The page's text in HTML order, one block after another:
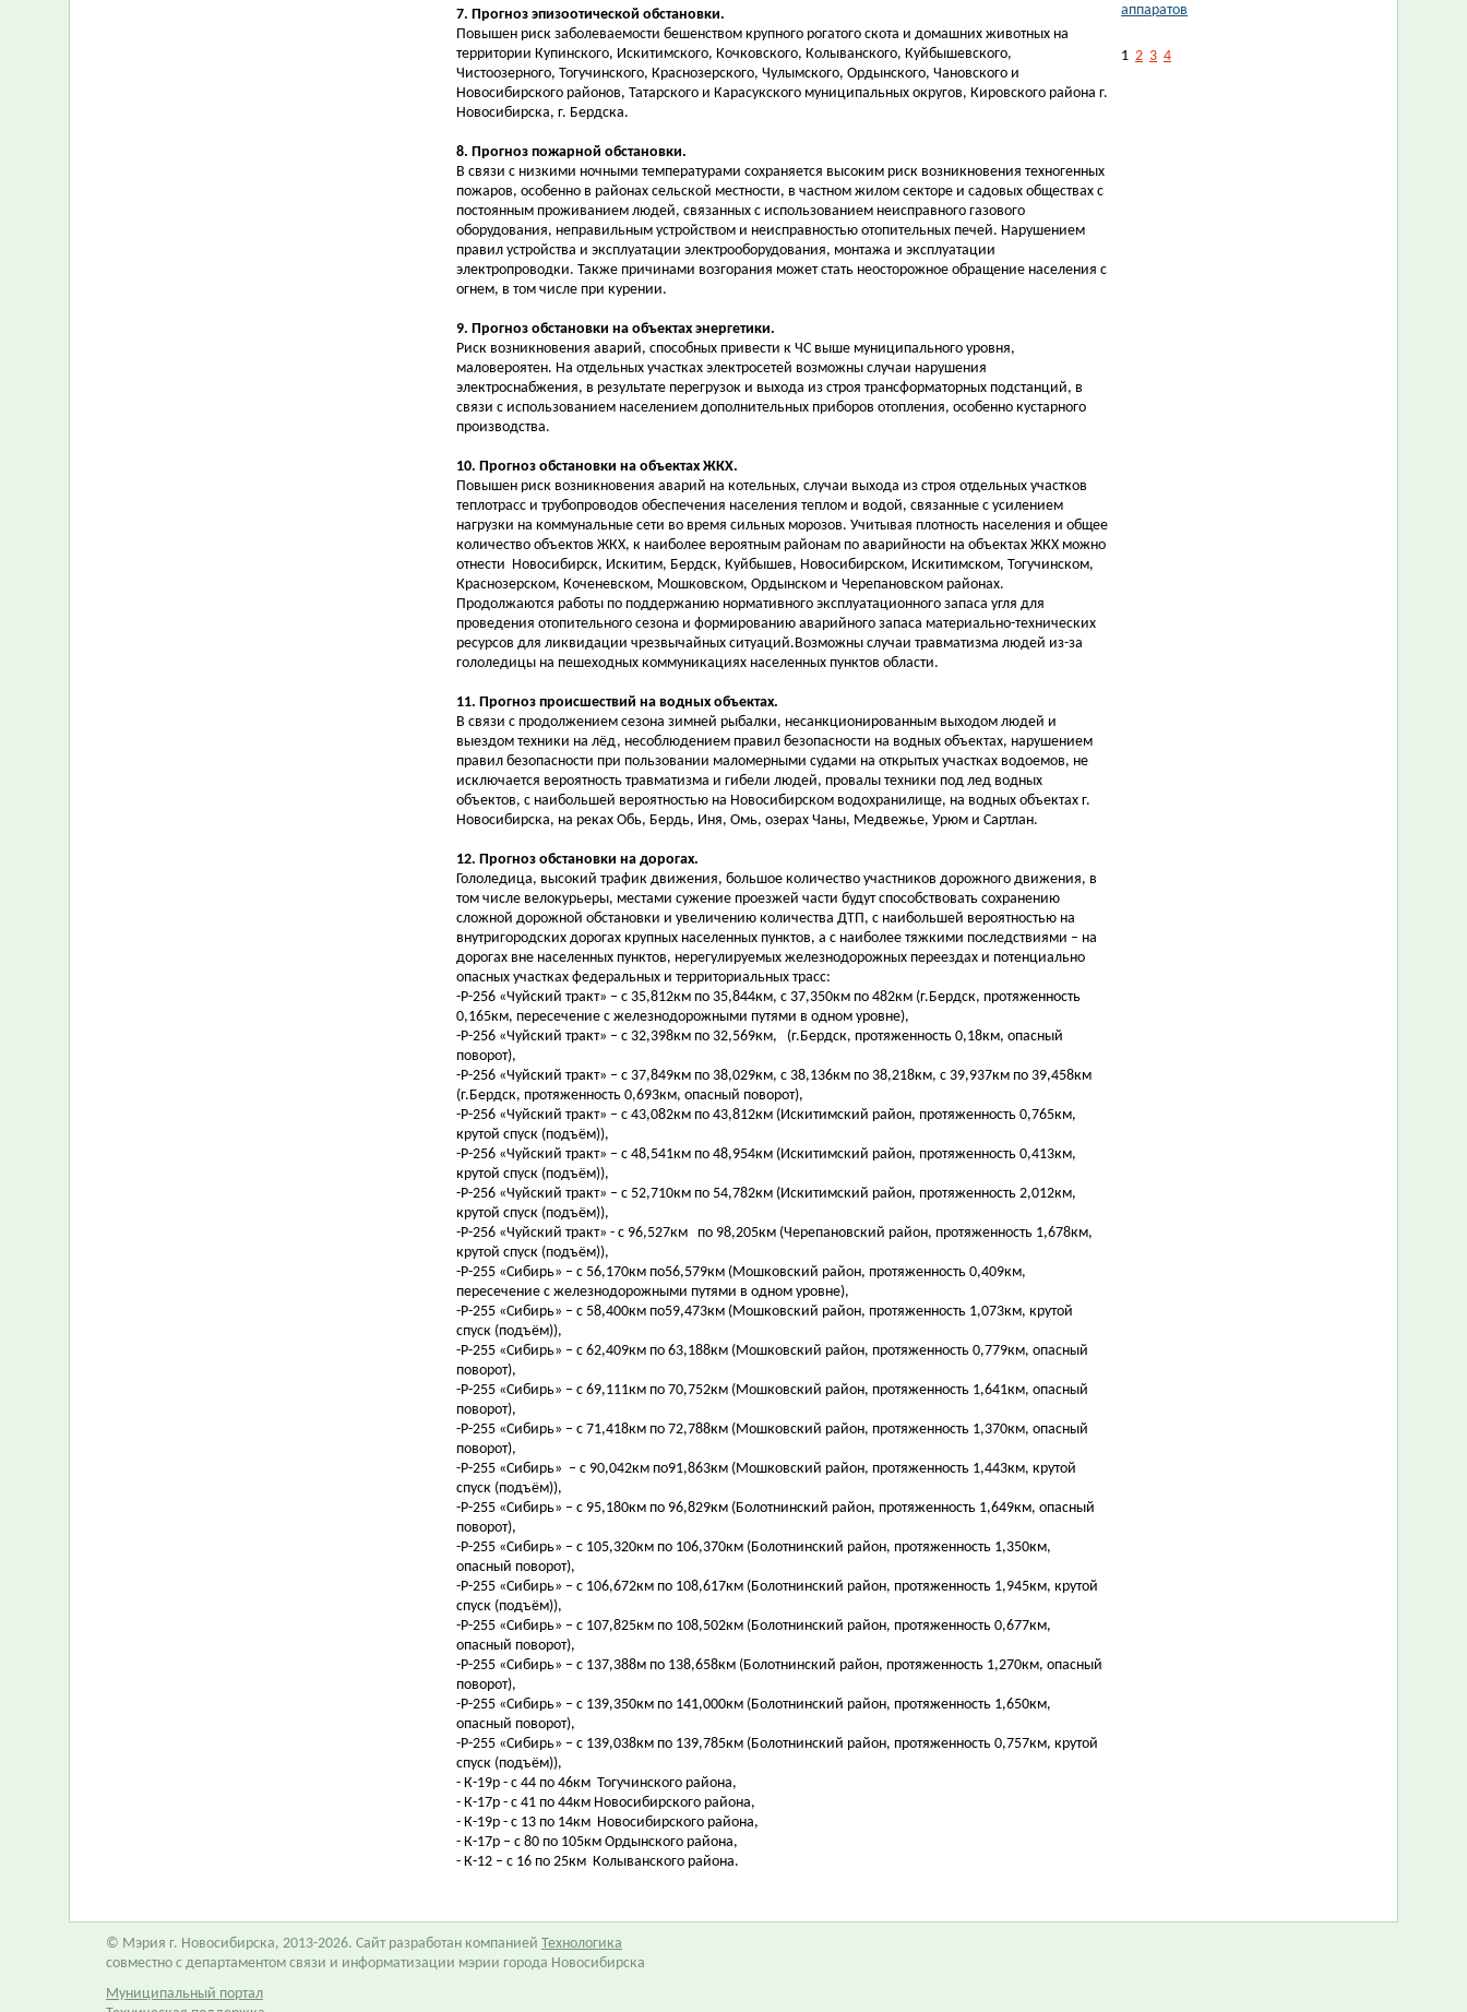
7. Прогноз эпизоотической обстановки.
Повышен риск заболеваемости бешенством крупного рогатого скота и домашних животных на
территории Купинского, Искитимского, Кочковского, Колыванского, Куйбышевского,
Чистоозерного, Тогучинского, Краснозерского, Чулымского, Ордынского, Чановского и
Новосибирского районов, Татарского и Карасукского муниципальных округов, Кировского района г.
Новосибирска, г. Бердска.
8. Прогноз пожарной обстановки.
В связи с низкими ночными температурами сохраняется высоким риск возникновения техногенных
пожаров, особенно в районах сельской местности, в частном жилом секторе и садовых обществах с
постоянным проживанием людей, связанных с использованием неисправного газового
оборудования, неправильным устройством и неисправностью отопительных печей. Нарушением
правил устройства и эксплуатации электрооборудования, монтажа и эксплуатации
электропроводки. Также причинами возгорания может стать неосторожное обращение населения с
огнем, в том числе при курении.
9. Прогноз обстановки на объектах энергетики.
Риск возникновения аварий, способных привести к ЧС выше муниципального уровня,
маловероятен. На отдельных участках электросетей возможны случаи нарушения
электроснабжения, в результате перегрузок и выхода из строя трансформаторных подстанций, в
связи с использованием населением дополнительных приборов отопления, особенно кустарного
производства.
10. Прогноз обстановки на объектах ЖКХ.
Повышен риск возникновения аварий на котельных, случаи выхода из строя отдельных участков
теплотрасс и трубопроводов обеспечения населения теплом и водой, связанные с усилением
нагрузки на коммунальные сети во время сильных морозов. Учитывая плотность населения и общее
количество объектов ЖКХ, к наиболее вероятным районам по аварийности на объектах ЖКХ можно
отнести Новосибирск, Искитим, Бердск, Куйбышев, Новосибирском, Искитимском, Тогучинском,
Краснозерском, Коченевском, Мошковском, Ордынском и Черепановском районах.
Продолжаются работы по поддержанию нормативного эксплуатационного запаса угля для
проведения отопительного сезона и формированию аварийного запаса материально-технических
ресурсов для ликвидации чрезвычайных ситуаций.Возможны случаи травматизма людей из-за
гололедицы на пешеходных коммуникациях населенных пунктов области.
11. Прогноз происшествий на водных объектах.
В связи с продолжением сезона зимней рыбалки, несанкционированным выходом людей и
выездом техники на лёд, несоблюдением правил безопасности на водных объектах, нарушением
правил безопасности при пользовании маломерными судами на открытых участках водоемов, не
исключается вероятность травматизма и гибели людей, провалы техники под лед водных
объектов, с наибольшей вероятностью на Новосибирском водохранилище, на водных объектах г.
Новосибирска, на реках Обь, Бердь, Иня, Омь, озерах Чаны, Медвежье, Урюм и Сартлан.
12. Прогноз обстановки на дорогах.
Гололедица, высокий трафик движения, большое количество участников дорожного движения, в
том числе велокурьеры, местами сужение проезжей части будут способствовать сохранению
сложной дорожной обстановки и увеличению количества ДТП, с наибольшей вероятностью на
внутригородских дорогах крупных населенных пунктов, а с наиболее тяжкими последствиями – на
дорогах вне населенных пунктов, нерегулируемых железнодорожных переездах и потенциально
опасных участках федеральных и территориальных трасс:
-Р-256 «Чуйский тракт» – с 35,812км по 35,844км, с 37,350км по 482км (г.Бердск, протяженность
0,165км, пересечение с железнодорожными путями в одном уровне),
-Р-256 «Чуйский тракт» – с 32,398км по 32,569км, (г.Бердск, протяженность 0,18км, опасный
поворот),
-Р-256 «Чуйский тракт» – с 37,849км по 38,029км, с 38,136км по 38,218км, с 39,937км по 39,458км
(г.Бердск, протяженность 0,693км, опасный поворот),
-Р-256 «Чуйский тракт» – с 43,082км по 43,812км (Искитимский район, протяженность 0,765км,
крутой спуск (подъём)),
-Р-256 «Чуйский тракт» – с 48,541км по 48,954км (Искитимский район, протяженность 0,413км,
крутой спуск (подъём)),
-Р-256 «Чуйский тракт» – с 52,710км по 54,782км (Искитимский район, протяженность 2,012км,
крутой спуск (подъём)),
-Р-256 «Чуйский тракт» - с 96,527км по 98,205км (Черепановский район, протяженность 1,678км,
крутой спуск (подъём)),
-Р-255 «Сибирь» – с 56,170км по56,579км (Мошковский район, протяженность 0,409км,
пересечение с железнодорожными путями в одном уровне),
-Р-255 «Сибирь» – с 58,400км по59,473км (Мошковский район, протяженность 1,073км, крутой
спуск (подъём)),
-Р-255 «Сибирь» – с 62,409км по 63,188км (Мошковский район, протяженность 0,779км, опасный
поворот),
-Р-255 «Сибирь» – с 69,111км по 70,752км (Мошковский район, протяженность 1,641км, опасный
поворот),
-Р-255 «Сибирь» – с 71,418км по 72,788км (Мошковский район, протяженность 1,370км, опасный
поворот),
-Р-255 «Сибирь» – с 90,042км по91,863км (Мошковский район, протяженность 1,443км, крутой
спуск (подъём)),
-Р-255 «Сибирь» – с 95,180км по 96,829км (Болотнинский район, протяженность 1,649км, опасный
поворот),
-Р-255 «Сибирь» – с 105,320км по 106,370км (Болотнинский район, протяженность 1,350км,
опасный поворот),
-Р-255 «Сибирь» – с 106,672км по 108,617км (Болотнинский район, протяженность 1,945км, крутой
спуск (подъём)),
-Р-255 «Сибирь» – с 107,825км по 108,502км (Болотнинский район, протяженность 0,677км,
опасный поворот),
-Р-255 «Сибирь» – с 137,388м по 138,658км (Болотнинский район, протяженность 1,270км, опасный
поворот),
-Р-255 «Сибирь» – с 139,350км по 141,000км (Болотнинский район, протяженность 1,650км,
опасный поворот),
-Р-255 «Сибирь» – с 139,038км по 139,785км (Болотнинский район, протяженность 0,757км, крутой
спуск (подъём)),
- К-19р - с 44 по 46км Тогучинского района,
- К-17р - с 41 по 44км Новосибирского района,
- К-19р - с 13 по 14км Новосибирского района,
- К-17р – с 80 по 105км Ордынского района,
- К-12 – с 16 по 25км Колыванского района.
аппаратов
1 2 3 4
© Мэрия г. Новосибирска, 2013-2026. Сайт разработан компанией Технологика
совместно с департаментом связи и информатизации мэрии города Новосибирска
Муниципальный портал